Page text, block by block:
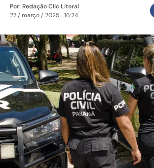
Por:Redação Clic Litoral
27 / março / 2025
16:24